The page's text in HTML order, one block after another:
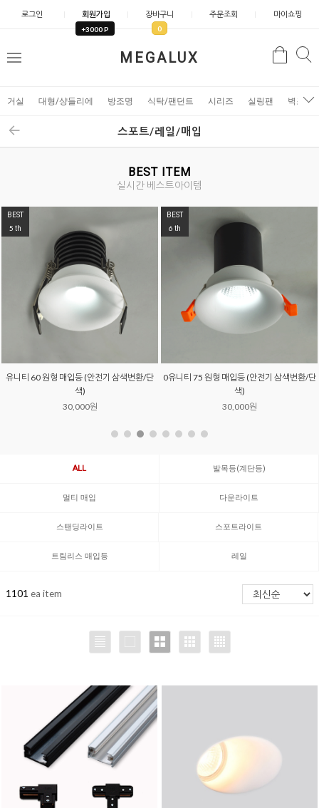
로그인 회원가입
+3000 P
장바구니
0
주문조회 마이쇼핑
MEGALUX
메
검
거실 대형/샹들리에 방조명 식탁/팬던트 시리즈 실링팬 벽조명
스포트/레일/매입
BEST ITEM
실시간 베스트아이템
BEST
5 th
유니티 60 원형 매입등 (안전기 삼색변환/단
색)
30,000원
BEST
6 th
0유니티 75 원형 매입등 (안전기 삼색변환/단
색)
30,000원
ALL 발목등(계단등)
멀티 매입 다운라이트
스탠딩라이트 스포트라이트
트림리스 매입등 레일
1101 ea item